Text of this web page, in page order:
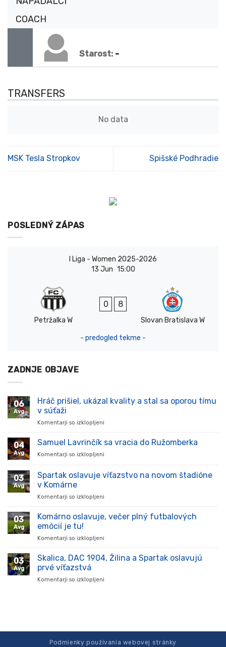
COACH
Starost: -
TRANSFERS
No data
MSK Tesla Stropkov Spišské Podhradie
POSLEDNÝ ZÁPAS
I Liga - Women 2025-2026
13 Jun 15:00
Petržalka W
0 8
Slovan Bratislava W
- predogled tekme -
ZADNJE OBJAVE
06
Avg
Hráč prišiel, ukázal kvality a stal sa oporou tímu
v súťaži
Komentarji so izklopljeni
prišiel,
stal
súťaži
04
Avg
Samuel Lavrinčík sa vracia do Ružomberka
Komentarji so izklopljeni
Lavrinčík
sa
03
Avg
Spartak oslavuje víťazstvo na novom štadióne
v Komárne
Komentarji so izklopljeni
oslavuje
v
03
Avg
Komárno oslavuje, večer plný futbalových
emócií je tu!
Komentarji so izklopljeni
oslavuje,
03
Avg
Skalica, DAC 1904, Žilina a Spartak oslavujú
prvé víťazstvá
Komentarji so izklopljeni
Spartak
oslavujú
Podmienky používania webovej stránky